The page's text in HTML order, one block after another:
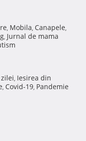
, Mobila, Canapele,
, Jurnal de mama
, Iesirea din
, Covid-19, Pandemie